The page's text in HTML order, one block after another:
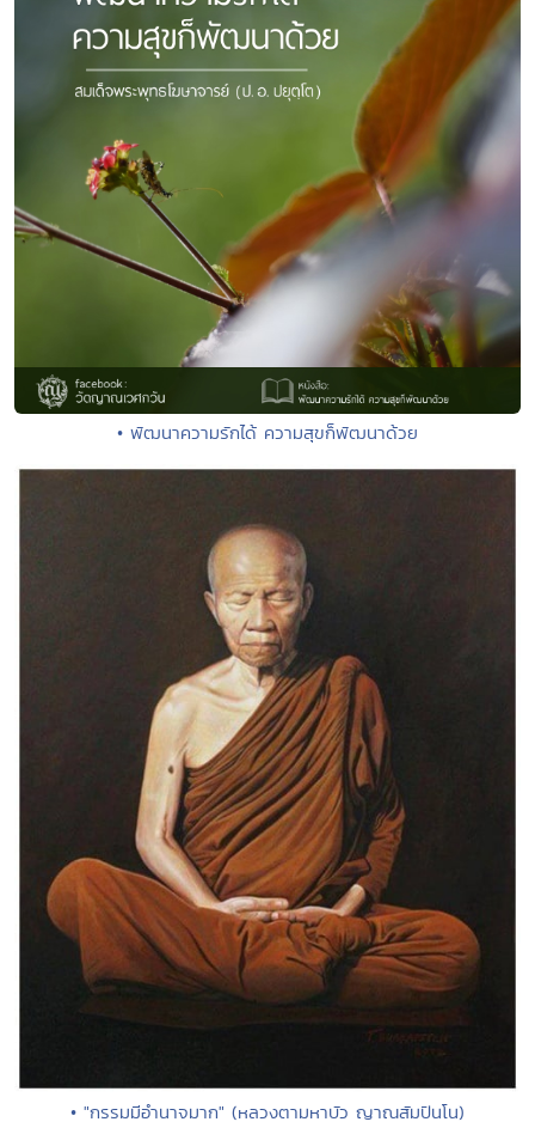
• พัฒนาความรักได้ ความสุขก็พัฒนาด้วย
• "กรรมมีอำนาจมาก" (หลวงตามหาบัว ญาณสัมปันโน)